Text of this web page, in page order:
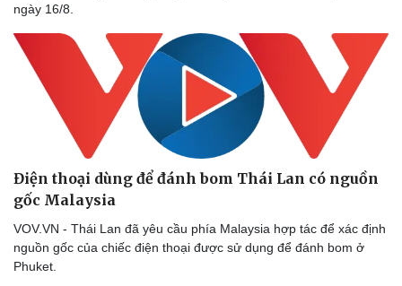
Thể thao
Ô tô - Xe máy
ngày 16/8.
Điện thoại dùng để đánh bom Thái Lan có nguồn
gốc Malaysia
VOV.VN - Thái Lan đã yêu cầu phía Malaysia hợp tác để xác định
nguồn gốc của chiếc điện thoại được sử dụng để đánh bom ở
Phuket.